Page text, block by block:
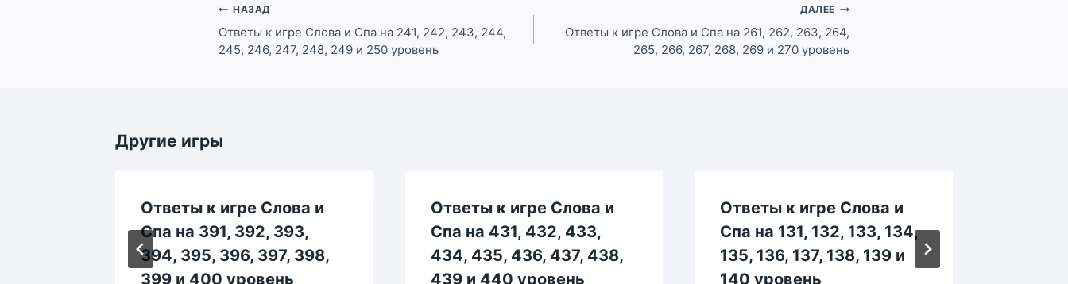
Навигация
по
записям
НАЗАД
Ответы к игре Слова и Спа на 241, 242, 243, 244,
245, 246, 247, 248, 249 и 250 уровень
ДАЛЕЕ
Ответы к игре Слова и Спа на 261, 262, 263, 264,
265, 266, 267, 268, 269 и 270 уровень
Другие игры
Ответы к игре Слова и
Спа на 391, 392, 393,
394, 395, 396, 397, 398,
399 и 400 уровень
Ответы к игре Слова и
Спа на 431, 432, 433,
434, 435, 436, 437, 438,
439 и 440 уровень
Ответы к игре Слова и
Спа на 131, 132, 133, 134,
135, 136, 137, 138, 139 и
140 уровень